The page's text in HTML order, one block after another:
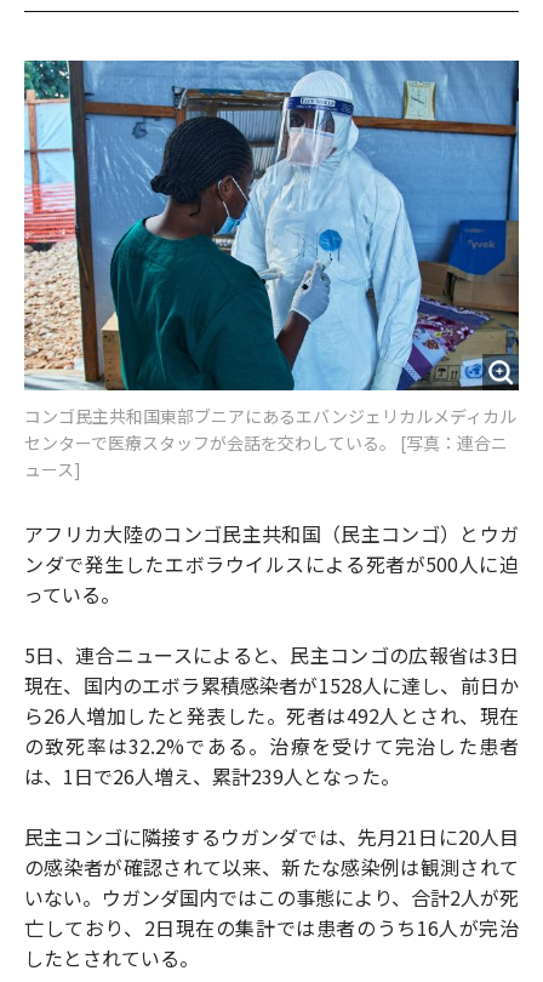
c
b
o
o
k
i
t
e
r
o
o
u
t
o
i
コンゴ民主共和国東部ブニアにあるエバンジェリカルメディカル
センターで医療スタッフが会話を交わしている。 [写真：連合ニ
ュース]
アフリカ大陸のコンゴ民主共和国（民主コンゴ）とウガ
ンダで発生したエボラウイルスによる死者が500人に迫
っている。
5日、連合ニュースによると、民主コンゴの広報省は3日
現在、国内のエボラ累積感染者が1528人に達し、前日か
ら26人増加したと発表した。死者は492人とされ、現在
の致死率は32.2%である。治療を受けて完治した患者
は、1日で26人増え、累計239人となった。
民主コンゴに隣接するウガンダでは、先月21日に20人目
の感染者が確認されて以来、新たな感染例は観測されて
いない。ウガンダ国内ではこの事態により、合計2人が死
亡しており、2日現在の集計では患者のうち16人が完治
したとされている。